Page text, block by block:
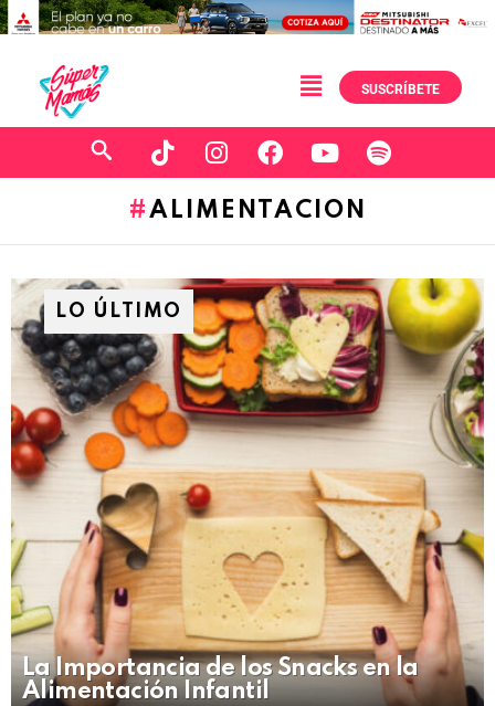
SUSCRÍBETE
ALIMENTACION
LO ÚLTIMO
La Importancia de los Snacks en la
Alimentación Infantil